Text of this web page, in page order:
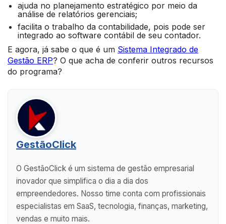
ajuda no planejamento estratégico por meio da
análise de relatórios gerenciais;
facilita o trabalho da contabilidade, pois pode ser
integrado ao software contábil de seu contador.
E agora, já sabe o que é um Sistema Integrado de
Gestão ERP? O que acha de conferir outros recursos
do programa?
GestãoClick
O GestãoClick é um sistema de gestão empresarial
inovador que simplifica o dia a dia dos
empreendedores. Nosso time conta com profissionais
especialistas em SaaS, tecnologia, finanças, marketing,
vendas e muito mais.